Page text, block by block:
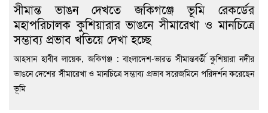
সীমান্ত ভাঙন দেখতে জকিগঞ্জে ভূমি রেকর্ডের
মহাপরিচালক কুশিয়ারার ভাঙনে সীমারেখা ও মানচিত্রে
সম্ভাব্য প্রভাব খতিয়ে দেখা হচ্ছে
আহসান হাবীব লায়েক, জকিগঞ্জ : বাংলাদেশ-ভারত সীমান্তবর্তী কুশিয়ারা নদীর
ভাঙনে দেশের সীমারেখা ও মানচিত্রে সম্ভাব্য প্রভাব সরেজমিনে পরিদর্শন করেছেন
ভূমি